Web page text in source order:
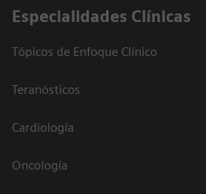
Especialidades Clínicas
Tópicos de Enfoque Clínico
Teranósticos
Cardiología
Oncología